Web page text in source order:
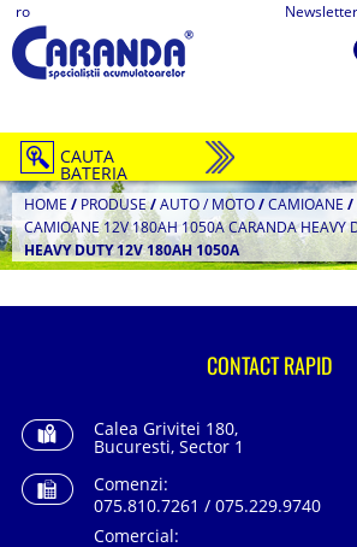
ro Newsletter
CAUTA
BATERIA
HOME / PRODUSE/AUTO / MOTO/CAMIOANE /
CAMIOANE 12V 180AH 1050A CARANDA HEAVY
HEAVY DUTY 12V 180AH 1050A
CONTACT RAPID
Calea Grivitei 180,
Bucuresti, Sector 1
Comenzi:
075.810.7261 / 075.229.9740
Comercial: